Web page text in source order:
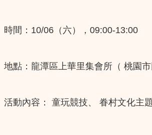
時間：10/06（六），09:00-13:00
地點：龍潭區上華里集會所（ 桃園市
活動內容： 童玩競技、 眷村文化主